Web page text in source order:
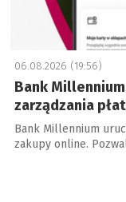
06.08.2026 (19:56)
Bank
zarządzania
Bank Millennium
zakupy online.